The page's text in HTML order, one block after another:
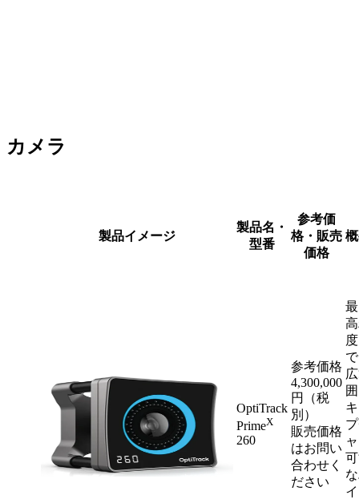
カメラ
製品イメージ
製品名・
型番
参考価
格・販売
価格
OptiTrack
PrimeX
260
参考価格
4,300,000
円（税
別）
販売価格
はお問い
合わせく
ださい
度